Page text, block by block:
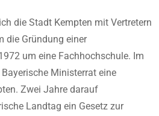
die Stadt Kempten mit Vertretern
die Gründung einer
um eine Fachhochschule. Im
Ministerrat eine
Zwei Jahre darauf
Landtag ein Gesetz zur